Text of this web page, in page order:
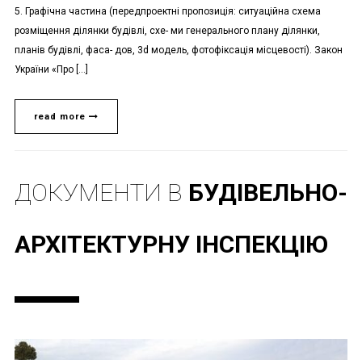
5. Графічна частина (передпроектні пропозиція: ситуаційна схема
розміщення ділянки будівлі, схе- ми генерального плану ділянки,
планів будівлі, фаса- дов, 3d модель, фотофіксація місцевості). Закон
України «Про […]
read more
ДОКУМЕНТИ В БУДІВЕЛЬНО-
АРХІТЕКТУРНУ ІНСПЕКЦІЮ